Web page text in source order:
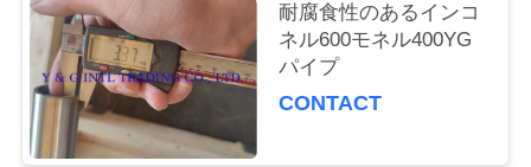
質
管
耐腐食性のあるインコ
ネル600モネル400YG
パイプ
CONTACT